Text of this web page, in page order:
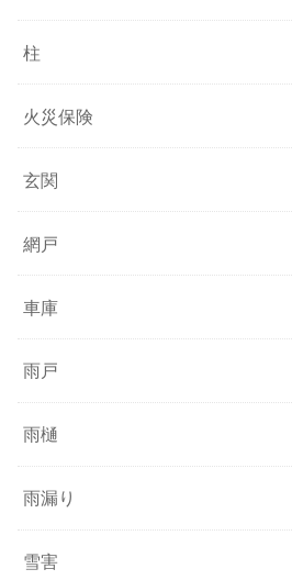
柱
火災保険
玄関
網戸
車庫
雨戸
雨樋
雨漏り
雪害